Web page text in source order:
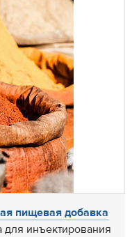
пищевая добавка
инъектирования